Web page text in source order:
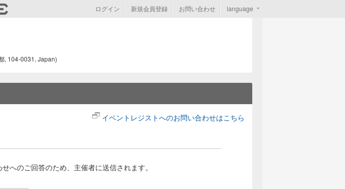
ログイン 新規会員登録 お問い合わせ language
, 104-0031, Japan)
イベントレジストへのお問い合わせはこちら
へのご回答のため、主催者に送信されます。